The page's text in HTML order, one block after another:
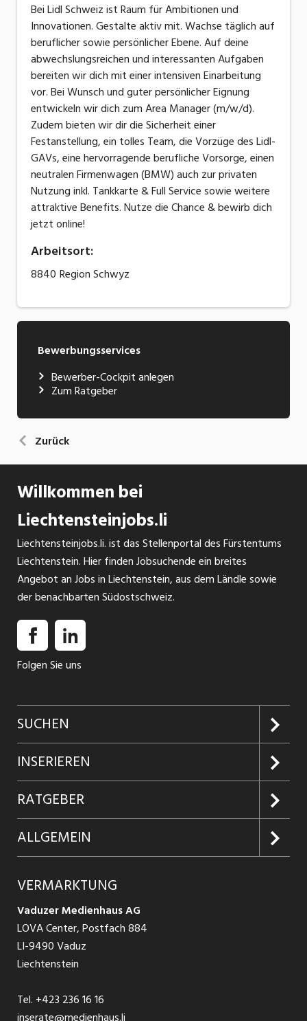
Bei Lidl Schweiz ist Raum für Ambitionen und
Innovationen. Gestalte aktiv mit. Wachse täglich auf
beruflicher sowie persönlicher Ebene. Auf deine
abwechslungsreichen und interessanten Aufgaben
bereiten wir dich mit einer intensiven Einarbeitung
vor. Bei Wunsch und guter persönlicher Eignung
entwickeln wir dich zum Area Manager (m/w/d).
Zudem bieten wir dir die Sicherheit einer
Festanstellung, ein tolles Team, die Vorzüge des Lidl-
GAVs, eine hervorragende berufliche Vorsorge, einen
neutralen Firmenwagen (BMW) auch zur privaten
Nutzung inkl. Tankkarte & Full Service sowie weitere
attraktive Benefits. Nutze die Chance & bewirb dich
jetzt online!
Arbeitsort:
8840 Region Schwyz
Bewerbungsservices
Bewerber-Cockpit anlegen
Zum Ratgeber
Zurück
Willkommen bei
Liechtensteinjobs.li
Liechtensteinjobs.li. ist das Stellenportal des Fürstentums
Liechtenstein. Hier finden Jobsuchende ein breites
Angebot an Jobs in Liechtenstein, aus dem Ländle sowie
der benachbarten Südostschweiz.
Folgen Sie uns
SUCHEN
Jobs suchen
Jobabo
Firmen entdecken
Jobs in Graubünden
Jobs in St. Gallen
Jobs in Glarus
Jobs in der Südostschweiz
INSERIEREN
Kundenlogin
Inserieren
Produkte
Schnittstelle
RATGEBER
Glossar
Ratgeber Bewerbung / Rekrutierung
ALLGEMEIN
AGB
Datenschutzbestimmungen
Nutzungsbedingungen
Impressum
VERMARKTUNG
Vaduzer Medienhaus AG
LOVA Center, Postfach 884
LI-9490 Vaduz
Liechtenstein
Tel. +423 236 16 16